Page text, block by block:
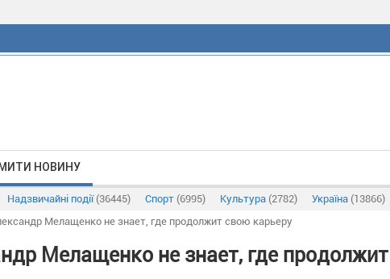
НОВИНУ
Надзвичайні події (36445) Спорт (6995) Культура (2782) Україна (13866)
Мелащенко не знает, где продолжит свою карьеру
Мелащенко не знает, где продолжит